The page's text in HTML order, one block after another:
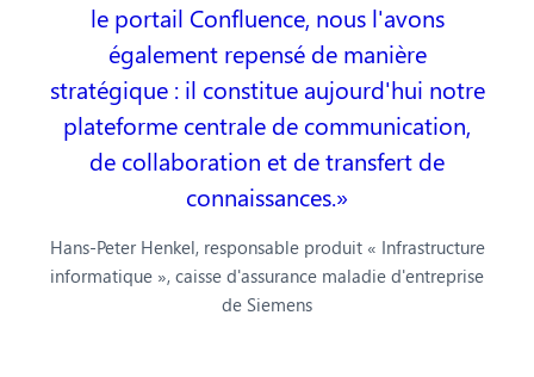
le portail Confluence, nous l'avons
également repensé de manière
stratégique : il constitue aujourd'hui notre
plateforme centrale de communication,
de collaboration et de transfert de
connaissances.
Hans-Peter Henkel, responsable produit « Infrastructure
informatique », caisse d'assurance maladie d'entreprise
de Siemens